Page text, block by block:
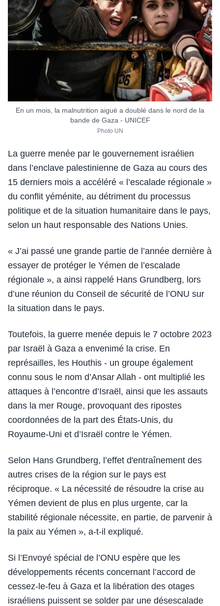
En un mois, la malnutrition aiguë a doublé dans le nord de la
bande de Gaza - UNICEF
Photo UN
La guerre menée par le gouvernement israélien
dans l’enclave palestinienne de Gaza au cours des
15 derniers mois a accéléré « l’escalade régionale »
du conflit yéménite, au détriment du processus
politique et de la situation humanitaire dans le pays,
selon un haut responsable des Nations Unies.
« J’ai passé une grande partie de l’année dernière à
essayer de protéger le Yémen de l’escalade
régionale », a ainsi rappelé Hans Grundberg, lors
d’une réunion du Conseil de sécurité de l’ONU sur
la situation dans le pays.
Toutefois, la guerre menée depuis le 7 octobre 2023
par Israël à Gaza a envenimé la crise. En
représailles, les Houthis - un groupe également
connu sous le nom d’Ansar Allah - ont multiplié les
attaques à l’encontre d’Israël, ainsi que les assauts
dans la mer Rouge, provoquant des ripostes
coordonnées de la part des États-Unis, du
Royaume-Uni et d’Israël contre le Yémen.
Selon Hans Grundberg, l’effet d'entraînement des
autres crises de la région sur le pays est
réciproque. « La nécessité de résoudre la crise au
Yémen devient de plus en plus urgente, car la
stabilité régionale nécessite, en partie, de parvenir à
la paix au Yémen », a-t-il expliqué.
Si l’Envoyé spécial de l’ONU espère que les
développements récents concernant l’accord de
cessez-le-feu à Gaza et la libération des otages
israéliens puissent se solder par une désescalade